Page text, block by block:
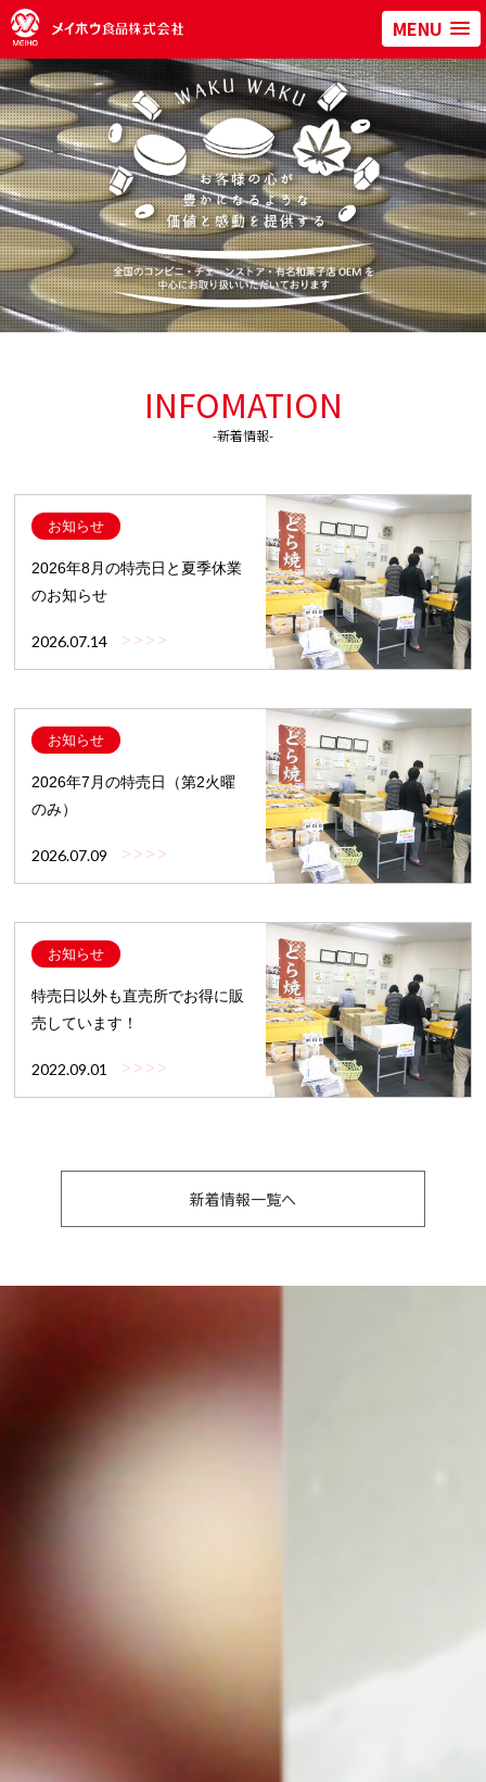
MENU
INFOMATION
-新着情報-
お知らせ
2026年8月の特売日と夏季休業
のお知らせ
2026.07.14 >>>>
お知らせ
2026年7月の特売日（第2火曜
のみ）
2026.07.09 >>>>
お知らせ
特売日以外も直売所でお得に販
売しています！
2022.09.01 >>>>
新着情報一覧へ